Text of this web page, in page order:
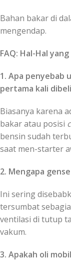
Bahan bakar di
mengendap.
FAQ: Hal-Hal
1. Apa penyebab
pertama kali
Biasanya karena
bakar atau posisi
bensin sudah
saat men-starter
2. Mengapa
Ini sering
tersumbat
ventilasi di tutup
vakum.
3. Apakah oli